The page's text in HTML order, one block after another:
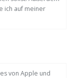
ich auf meiner
von Apple und